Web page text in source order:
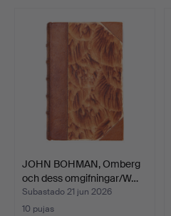
JOHN BOHMAN, Omberg
och dess omgifningar/W…
Subastado 21 jun 2026
10 pujas